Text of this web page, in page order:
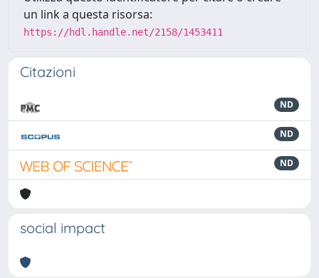
un link a questa risorsa:
https://hdl.handle.net/2158/1453411
Citazioni
ND
ND
ND
social impact